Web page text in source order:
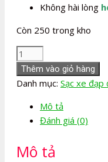
Không hài lòng
Còn 250 trong kho
Sạc
xe
đạp
Ngọc
số
Thêm vào giỏ hàng
Danh mục: Sạc xe đạp
Mô tả
Đánh giá (0)
Mô tả